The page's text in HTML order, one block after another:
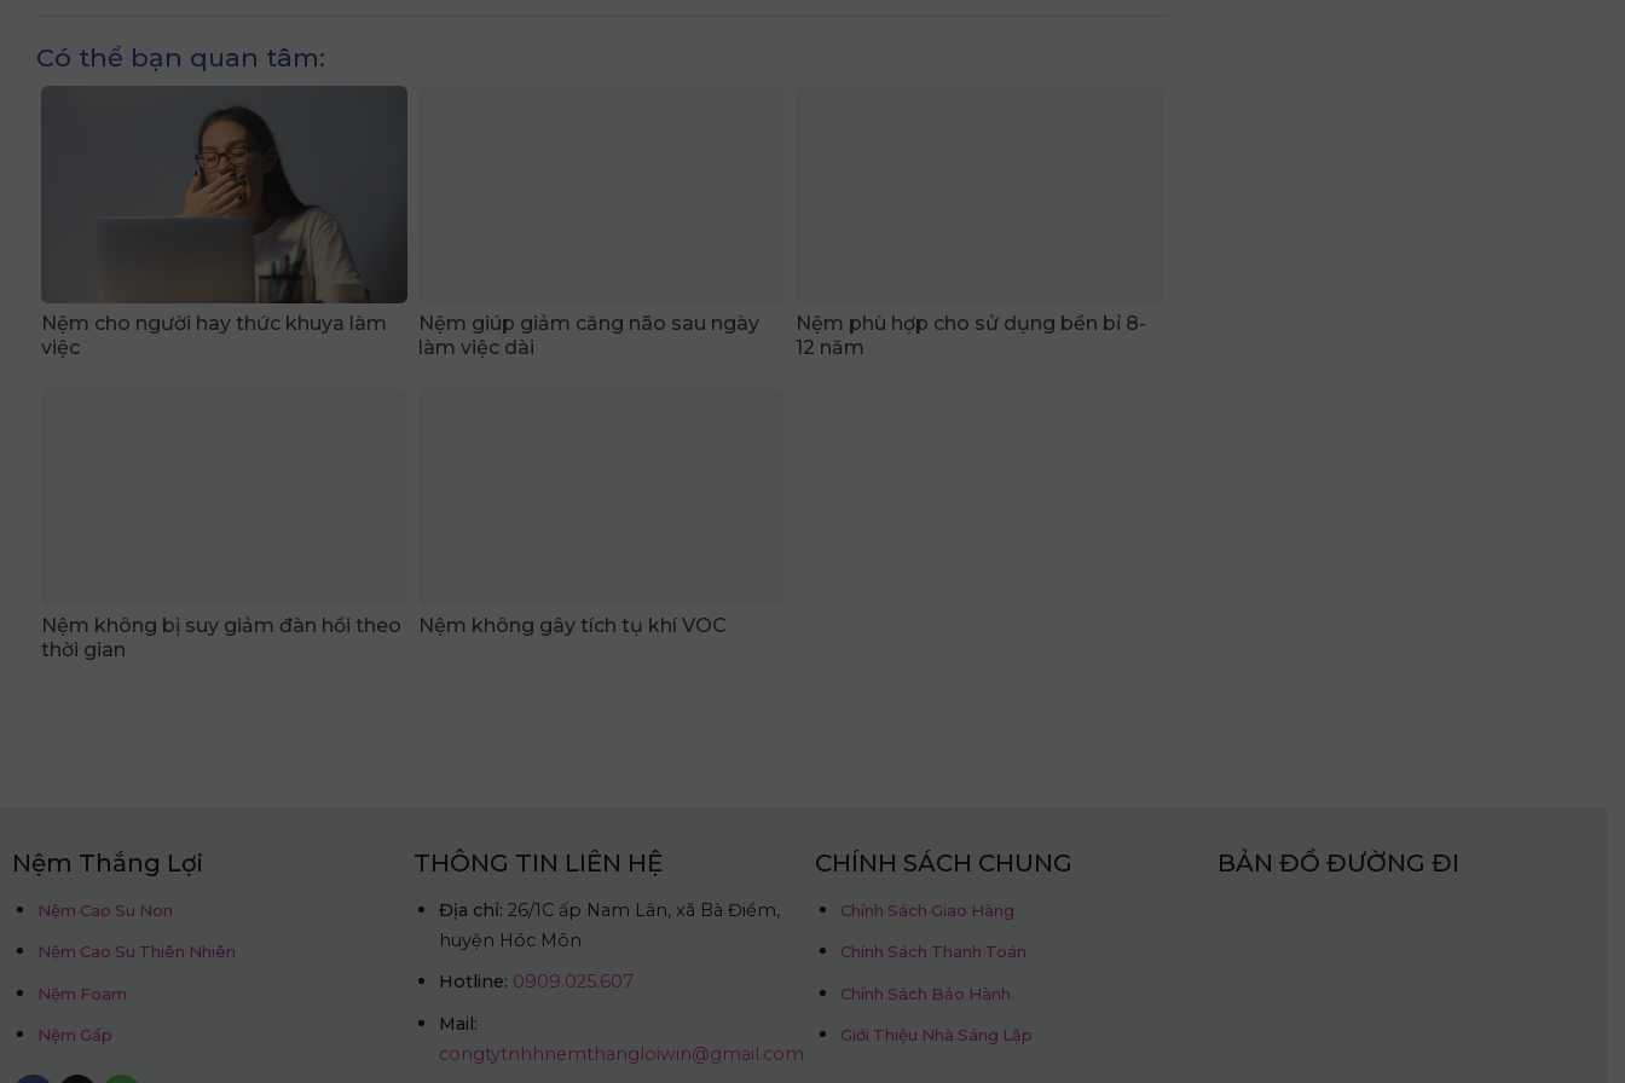
Có thể bạn quan tâm:
Nệm cho người hay thức khuya làm
việc
Nệm giúp giảm căng não sau ngày
làm việc dài
Nệm phù hợp cho sử dụng bền bỉ 8-
12 năm
Nệm không bị suy giảm đàn hồi theo
thời gian
Nệm không gây tích tụ khí VOC
Nệm Thắng Lợi
Nệm Cao Su Non
Nệm Cao Su Thiên Nhiên
Nệm Foam
Nệm Gấp
THÔNG TIN LIÊN HỆ
Địa chỉ: 26/1C ấp Nam Lân, xã Bà Điểm,
huyện Hóc Môn
Hotline: 0909.025.607
Mail:
congtytnhhnemthangloiwin@gmail.com
CHÍNH SÁCH CHUNG
Chính Sách Giao Hàng
Chính Sách Thanh Toán
Chính Sách Bảo Hành
Giới Thiệu Nhà Sáng Lập
BẢN ĐỒ ĐƯỜNG ĐI